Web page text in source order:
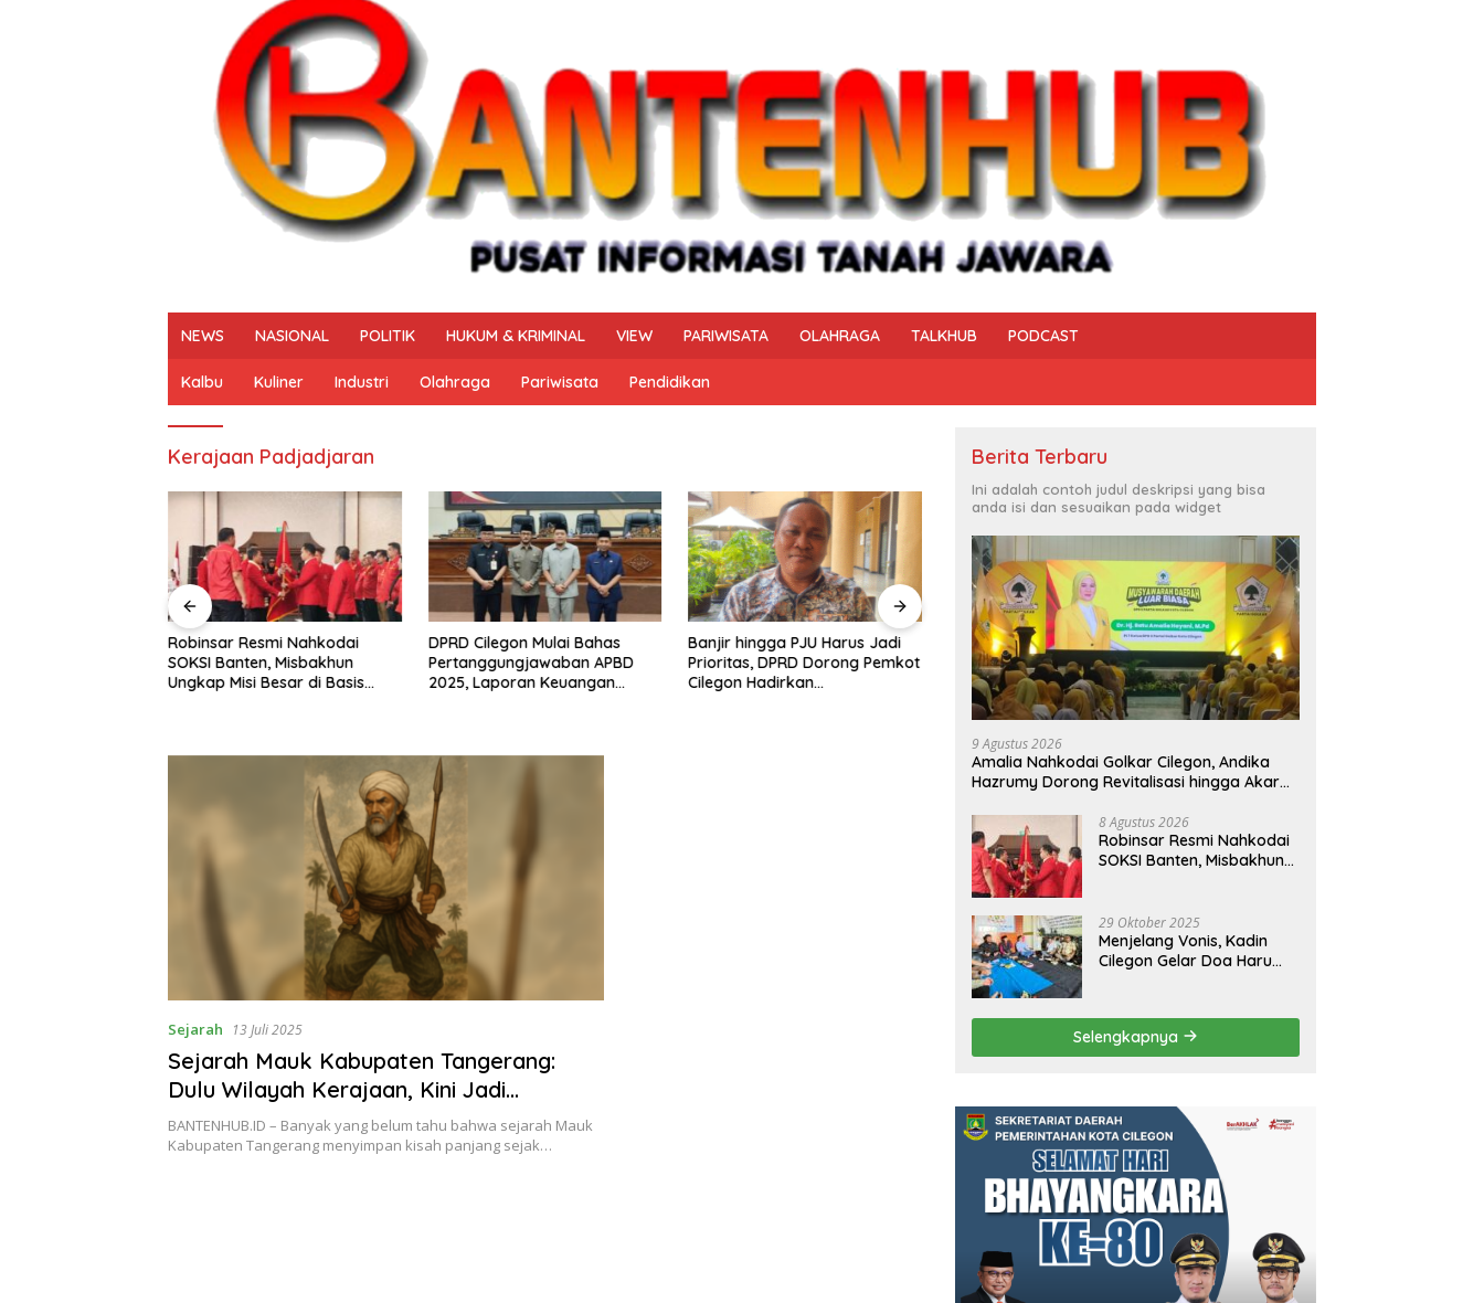
NEWS NASIONAL POLITIK HUKUM & KRIMINAL VIEW PARIWISATA OLAHRAGA TALKHUB PODCAST
Kalbu Kuliner Industri Olahraga Pariwisata Pendidikan
Kerajaan Padjadjaran
Robinsar Resmi Nahkodai
SOKSI Banten, Misbakhun
Ungkap Misi Besar di Basis
DPRD Cilegon Mulai Bahas
Pertanggungjawaban APBD
2025, Laporan Keuangan
Banjir hingga PJU Harus Jadi
Prioritas, DPRD Dorong Pemkot
Cilegon Hadirkan
DPRD Cilegon Dorong Warga
Jujur Saat Sensus Ekonomi
2026, Hasilnya Bakal Tentukan
Arah Pembangunan
Cilegon Jadi Tuan Rumah
PEPARPEDA IX Banten 2026,
Ratusan Atlet Disabilitas Siap
Ukir Prestasi Gemilang
Sejarah 13 Juli 2025
Sejarah Mauk Kabupaten Tangerang:
Dulu Wilayah Kerajaan, Kini Jadi
Kecamatan Pesisir
BANTENHUB.ID – Banyak yang belum tahu bahwa sejarah Mauk
Kabupaten Tangerang menyimpan kisah panjang sejak…
Berita Terbaru
Ini adalah contoh judul deskripsi yang bisa
anda isi dan sesuaikan pada widget
9 Agustus 2026
Amalia Nahkodai Golkar Cilegon, Andika
Hazrumy Dorong Revitalisasi hingga Akar
8 Agustus 2026
Robinsar Resmi Nahkodai
SOKSI Banten, Misbakhun
29 Oktober 2025
Menjelang Vonis, Kadin
Cilegon Gelar Doa Haru
Selengkapnya